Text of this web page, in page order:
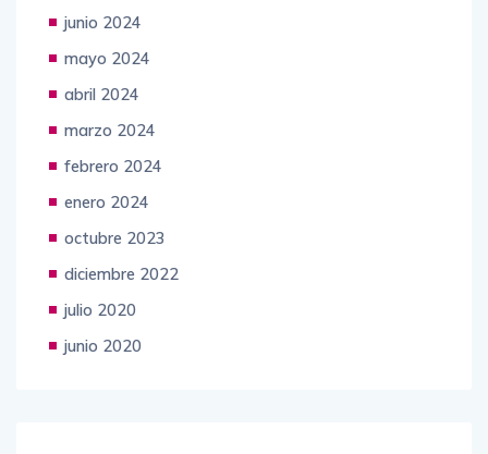
junio 2024
mayo 2024
abril 2024
marzo 2024
febrero 2024
enero 2024
octubre 2023
diciembre 2022
julio 2020
junio 2020